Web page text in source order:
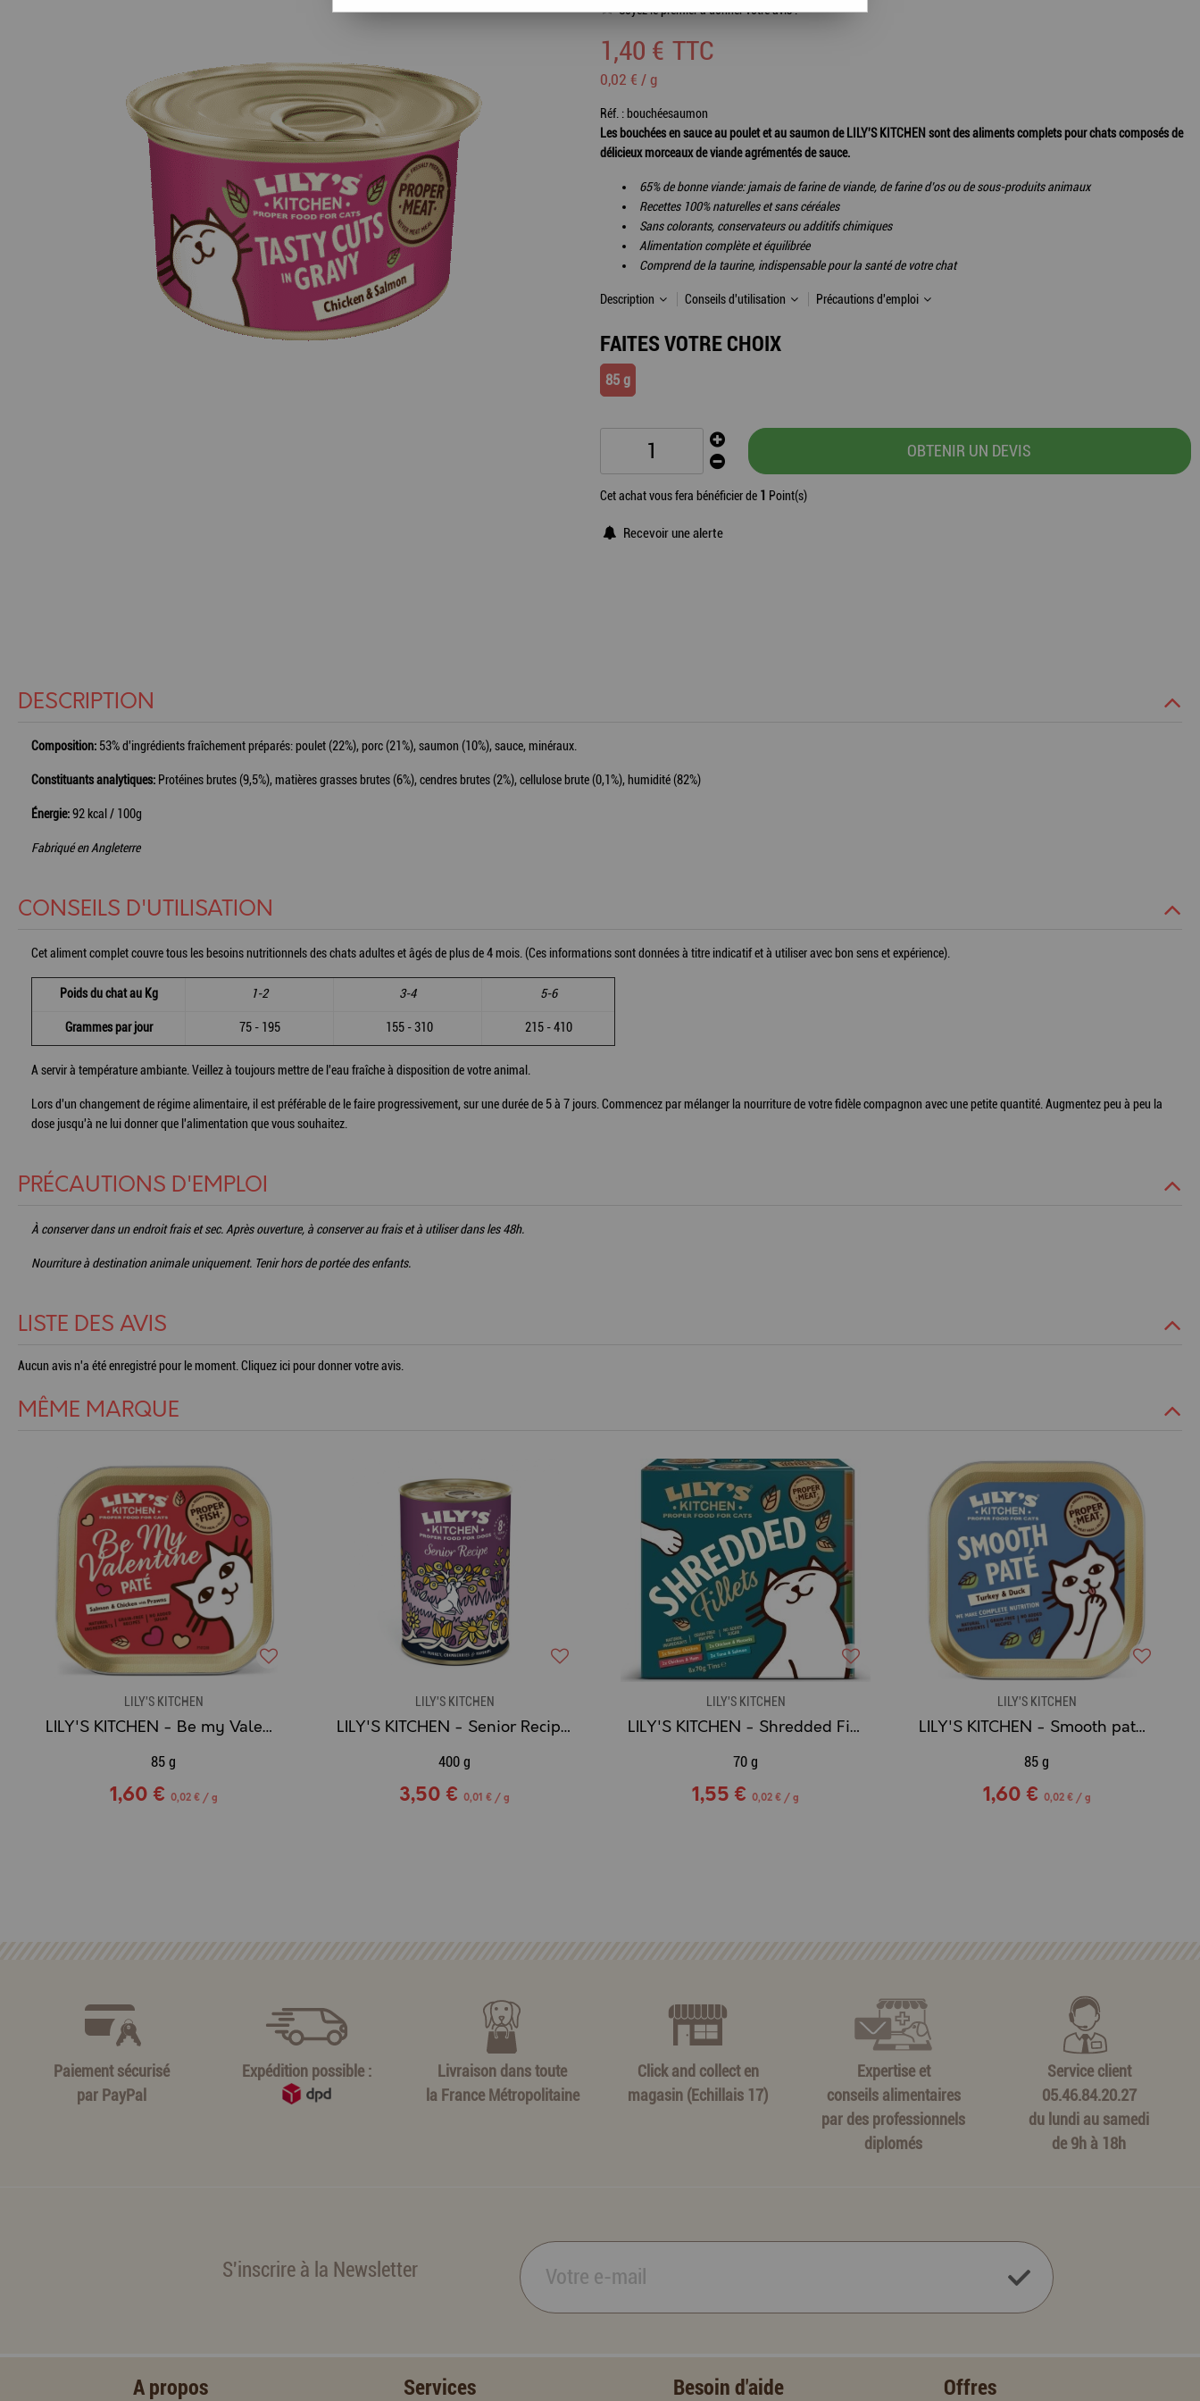
Soyez le premier à donner votre avis !
1 ,40 € TTC
0,02 € / g
Réf. : bouchéesaumon
Les bouchées en sauce au poulet et au saumon de LILY'S KITCHEN sont des aliments complets pour chats composés de
délicieux morceaux de viande agrémentés de sauce.
65% de bonne viande: jamais de farine de viande, de farine d’os ou de sous-produits animaux
Recettes 100% naturelles et sans céréales
Sans colorants, conservateurs ou additifs chimiques
Alimentation complète et équilibrée
Comprend de la taurine, indispensable pour la santé de votre chat
Description Conseils d'utilisation Précautions d'emploi
FAITES VOTRE CHOIX
85 g
OBTENIR UN DEVIS
Cet achat vous fera bénéficier de 1 Point(s)
Recevoir une alerte
DESCRIPTION
Composition: 53% d'ingrédients fraîchement préparés: poulet (22%), porc (21%), saumon (10%), sauce, minéraux.
Constituants analytiques: Protéines brutes (9,5%), matières grasses brutes (6%), cendres brutes (2%), cellulose brute (0,1%), humidité (82%)
Énergie:92 kcal / 100g
Fabriqué en Angleterre
CONSEILS D'UTILISATION
Cet aliment complet couvre tous les besoins nutritionnels des chats adultes et âgés de plus de 4 mois. (Ces informations sont données à titre indicatif et à utiliser avec bon sens et expérience).
Poids du chat au Kg 1-2 3-4 5-6
Grammes par jour 75 - 195 155 - 310 215 - 410
A servir à température ambiante. Veillez à toujours mettre de l'eau fraîche à disposition de votre animal.
Lors d'un changement de régime alimentaire, il est préférable de le faire progressivement, sur une durée de 5 à 7 jours. Commencez par mélanger la nourriture de votre fidèle compagnon avec une petite quantité. Augmentez peu à peu la
dose jusqu'à ne lui donner que l'alimentation que vous souhaitez.
PRÉCAUTIONS D'EMPLOI
À conserver dans un endroit frais et sec. Après ouverture, à conserver au frais et à utiliser dans les 48h.
Nourriture à destination animale uniquement. Tenir hors de portée des enfants.
LISTE DES AVIS
Aucun avis n'a été enregistré pour le moment. Cliquez ici pour donner votre avis.
MÊME MARQUE
LILY'S KITCHEN
LILY'S KITCHEN - Be my Valentine - Patée Saumon, Poulet & Crevettes
85 g
1,60 € 0,02 € / g
LILY'S KITCHEN
LILY'S KITCHEN - Senior Recipe - Pâtée pour Chien Senior
400 g
3,50 € 0,01 € / g
LILY'S KITCHEN
LILY'S KITCHEN - Shredded Fillets - Effilochés en bouillon au poulet
70 g
1,55 € 0,02 € / g
LILY'S KITCHEN
LILY'S KITCHEN - Smooth paté Turkey & Duck - Pâtée Bio pour Chat à la Dinde & Canard
85 g
1,60 € 0,02 € / g
Paiement sécurisé
par PayPal
Expédition possible :
Livraison dans toute
la France Métropolitaine
Click and collect en
magasin (Echillais 17)
Expertise et
conseils alimentaires
par des professionnels
diplomés
Service client
05.46.84.20.27
du lundi au samedi
de 9h à 18h
S'inscrire à la Newsletter
A propos Services Besoin d'aide Offres